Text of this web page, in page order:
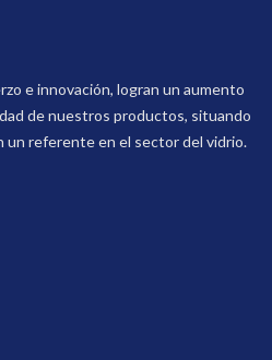
e innovación, logran un aumento
de nuestros productos, situando
un referente en el sector del vidrio.